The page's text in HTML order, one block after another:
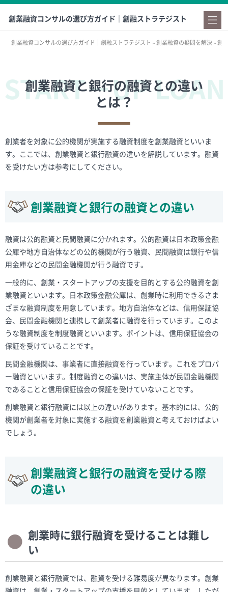
創業融資コンサルの選び方ガイド｜創融ストラテジスト
創業融資コンサルの選び方ガイド｜創融ストラテジスト »創業融資の疑問を解決»創
創業融資と銀行の融資との違い
とは？
創業者を対象に公的機関が実施する融資制度を創業融資といいま
す。ここでは、創業融資と銀行融資の違いを解説しています。融資
を受けたい方は参考にしてください。
創業融資と銀行の融資との違い
融資は公的融資と民間融資に分かれます。公的融資は日本政策金融
公庫や地方自治体などの公的機関が行う融資、民間融資は銀行や信
用金庫などの民間金融機関が行う融資です。
一般的に、創業・スタートアップの支援を目的とする公的融資を創
業融資といいます。日本政策金融公庫は、創業時に利用できるさま
ざまな融資制度を用意しています。地方自治体などは、信用保証協
会、民間金融機関と連携して創業者に融資を行っています。このよ
うな融資制度を制度融資といいます。ポイントは、信用保証協会の
保証を受けていることです。
民間金融機関は、事業者に直接融資を行っています。これをプロパ
ー融資といいます。制度融資との違いは、実施主体が民間金融機関
であることと信用保証協会の保証を受けていないことです。
創業融資と銀行融資には以上の違いがあります。基本的には、公的
機関が創業者を対象に実施する融資を創業融資と考えておけばよい
でしょう。
創業融資と銀行の融資を受ける際
の違い
創業時に銀行融資を受けることは難し
い
創業融資と銀行融資では、融資を受ける難易度が異なります。創業